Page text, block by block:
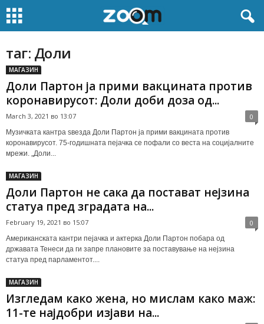
таг: Доли
МАГАЗИН
Доли Партон ја прими вакцината против
коронавирусот: Доли доби доза од...
March 3, 2021 во 13:07 0
Музичката кантра ѕвезда Доли Партон ја прими вакцината против
коронавирусот. 75-годишната пејачка се пофали со веста на социјалните
мрежи. „Доли...
МАГАЗИН
Доли Партон не сака да постават нејзина
статуа пред зградата на...
February 19, 2021 во 15:07 0
Американската кантри пејачка и актерка Доли Партон побара од
државата Тенеси да ги запре плановите за поставување на нејзина
статуа пред парламентот....
МАГАЗИН
Изгледам како жена, но мислам како маж:
11-те најдобри изјави на...